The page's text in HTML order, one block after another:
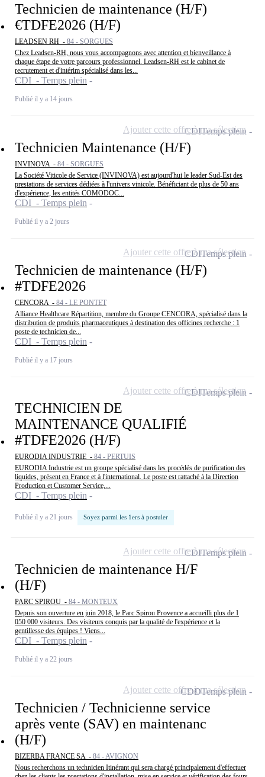
Technicien de maintenance (H/F)
€TDFE2026 (H/F)
LEADSEN RH - 84 - SORGUES
Chez Leadsen-RH, nous vous accompagnons avec attention et bienveillance à
chaque étape de votre parcours professionnel. Leadsen-RH est le cabinet de
recrutement et d'intérim spécialisé dans les...
CDI - Temps plein
Publié il y a 14 jours
Technicien Maintenance (H/F)
INVINOVA - 84 - SORGUES
La Société Viticole de Service (INVINOVA) est aujourd'hui le leader Sud-Est des
prestations de services dédiées à l'univers vinicole. Bénéficiant de plus de 50 ans
d'expérience, les entités COMODOC...
CDI - Temps plein
Publié il y a 2 jours
CDITemps plein
Ajouter cette offre à ma sélection
Technicien de maintenance (H/F)
#TDFE2026
CENCORA - 84 - LE PONTET
Alliance Healthcare Répartition, membre du Groupe CENCORA, spécialisé dans la
distribution de produits pharmaceutiques à destination des officines recherche : 1
poste de technicien de...
CDI - Temps plein
Publié il y a 17 jours
CDITemps plein
Ajouter cette offre à ma sélection
TECHNICIEN DE
MAINTENANCE QUALIFIÉ
#TDFE2026 (H/F)
EURODIA INDUSTRIE - 84 - PERTUIS
EURODIA Industrie est un groupe spécialisé dans les procédés de purification des
liquides, présent en France et à l'international. Le poste est rattaché à la Direction
Production et Customer Service,...
CDI - Temps plein
Publié il y a 21 jours Soyez parmi les 1ers à postuler
CDITemps plein
Ajouter cette offre à ma sélection
Technicien de maintenance H/F
(H/F)
PARC SPIROU - 84 - MONTEUX
Depuis son ouverture en juin 2018, le Parc Spirou Provence a accueilli plus de 1
050 000 visiteurs. Des visiteurs conquis par la qualité de l'expérience et la
gentillesse des équipes ! Viens...
CDI - Temps plein
Publié il y a 22 jours
CDITemps plein
Ajouter cette offre à ma sélection
Technicien / Technicienne service
après vente (SAV) en maintenanc
(H/F)
BIZERBA FRANCE SA - 84 - AVIGNON
Nous recherchons un technicien Itinérant qui sera chargé principalement d'effectuer
CDDTemps plein
Ajouter cette offre à ma sélection